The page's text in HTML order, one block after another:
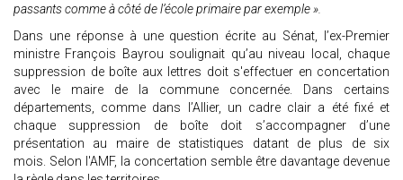
passants comme à côté de l’école primaire par exemple ».
Dans une réponse à une question écrite au Sénat, l’ex-Premier
ministre François Bayrou soulignait qu’au niveau local, chaque
suppression de boîte aux lettres doit s'effectuer en concertation
avec le maire de la commune concernée. Dans certains
départements, comme dans l’Allier, un cadre clair a été fixé et
chaque suppression de boîte doit s’accompagner d’une
présentation au maire de statistiques datant de plus de six
mois. Selon l'AMF, la concertation semble être davantage devenue